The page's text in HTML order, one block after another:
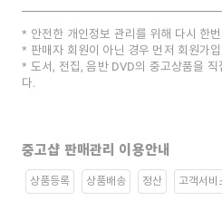
안전한 개인정보 관리를 위해 다시 한
판매자 회원이 아닌 경우 먼저 회원가
도서, 전집, 음반 DVD의 중고상품을 직
다.
중고샵 판매관리 이용안내
상품등록 상품배송 정산 고객서비